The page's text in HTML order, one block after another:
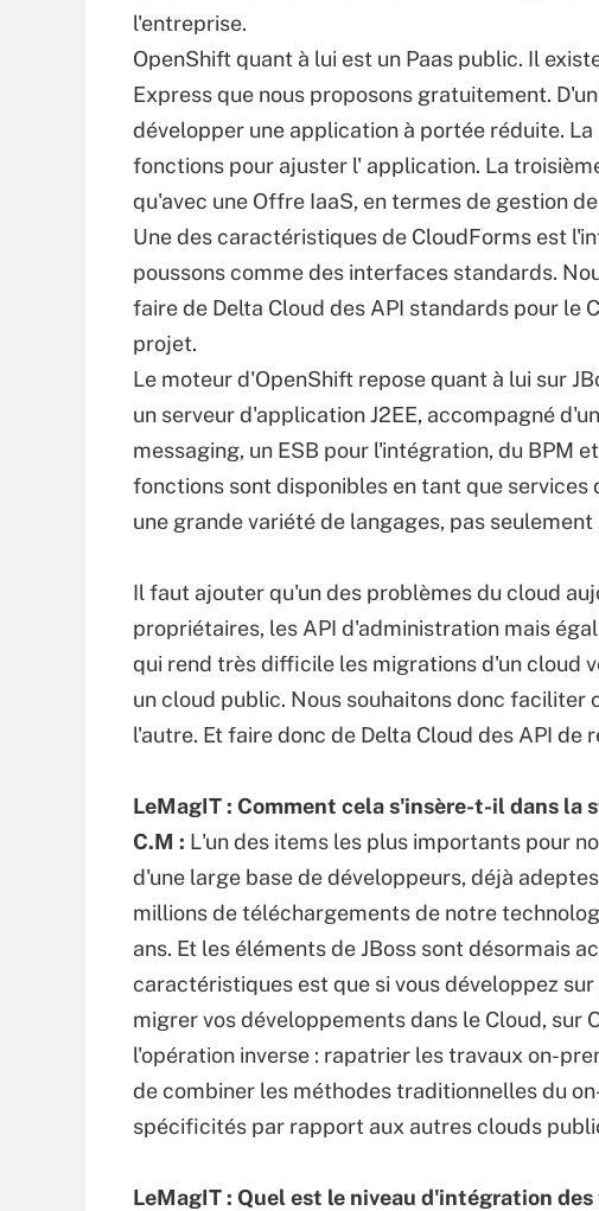
l'entreprise.
OpenShift quant à lui est un Paas public. Il
Express que nous proposons gratuitement.
développer une application à portée réduite.
fonctions pour ajuster l' application. La
qu'avec une Offre IaaS, en termes de gestion
Une des caractéristiques de CloudForms est
poussons comme des interfaces standards.
faire de Delta Cloud des API standards pour le
projet.
Le moteur d'OpenShift repose quant à lui sur
un serveur d'application J2EE, accompagné
messaging, un ESB pour l'intégration, du BPM
fonctions sont disponibles en tant que
une grande variété de langages, pas seulement
Il faut ajouter qu'un des problèmes du cloud
propriétaires, les API d'administration mais
qui rend très difficile les migrations d'un cloud
un cloud public. Nous souhaitons donc
l'autre. Et faire donc de Delta Cloud des API de
LeMagIT : Comment cela s'insère-t-il dans la
C.M : L'un des items les plus importants pour
d'une large base de développeurs, déjà
millions de téléchargements de notre
ans. Et les éléments de JBoss sont désormais
caractéristiques est que si vous développez
migrer vos développements dans le Cloud, sur
l'opération inverse : rapatrier les travaux on-
de combiner les méthodes traditionnelles du
spécificités par rapport aux autres clouds
LeMagIT : Quel est le niveau d'intégration